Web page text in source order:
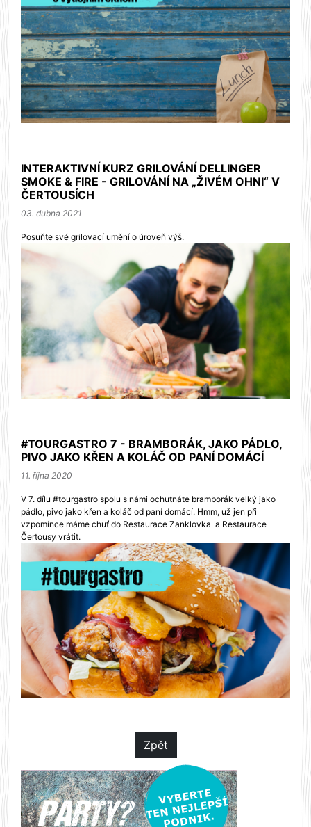
INTERAKTIVNÍ KURZ GRILOVÁNÍ DELLINGER
SMOKE & FIRE - GRILOVÁNÍ NA „ŽIVÉM OHNI“ V
ČERTOUSÍCH
03. dubna 2021
Posuňte své grilovací umění o úroveň výš.
#TOURGASTRO 7 - BRAMBORÁK, JAKO PÁDLO,
PIVO JAKO KŘEN A KOLÁČ OD PANÍ DOMÁCÍ
11. října 2020
V 7. dílu #tourgastro spolu s námi ochutnáte bramborák velký jako
pádlo, pivo jako křen a koláč od paní domácí. Hmm, už jen při
vzpomínce máme chuť do Restaurace Zanklovka a Restaurace
Čertousy vrátit.
Zpět